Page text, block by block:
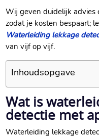
Wij geven duidelijk advies
zodat je kosten bespaart;
Waterleiding lekkage
van vijf op vijf.
Inhoudsopgave
Wat is
detectie met
Waterleiding lekkage